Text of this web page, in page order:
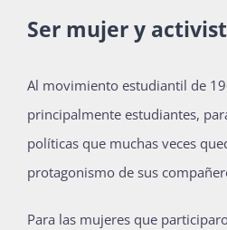
Ser mujer y
Al movimiento estudiantil de
principalmente estudiantes,
políticas que muchas veces
protagonismo de sus
Para las mujeres que